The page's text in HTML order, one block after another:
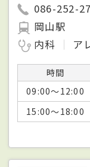
086-252-
岡山駅
内科
ア
時間
09:00～12:00
15:00～18:00